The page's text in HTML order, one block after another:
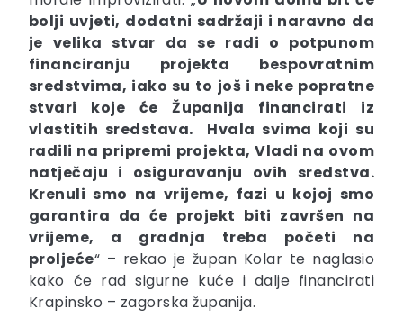
bolji uvjeti, dodatni sadržaji i naravno da
je velika stvar da se radi o potpunom
financiranju projekta bespovratnim
sredstvima, iako su to još i neke popratne
stvari koje će Županija financirati iz
vlastitih sredstava. Hvala svima koji su
radili na pripremi projekta, Vladi na ovom
natječaju i osiguravanju ovih sredstva.
Krenuli smo na vrijeme, fazi u kojoj smo
garantira da će projekt biti završen na
vrijeme, a gradnja treba početi na
proljeće“ – rekao je župan Kolar te naglasio
kako će rad sigurne kuće i dalje financirati
Krapinsko – zagorska županija.